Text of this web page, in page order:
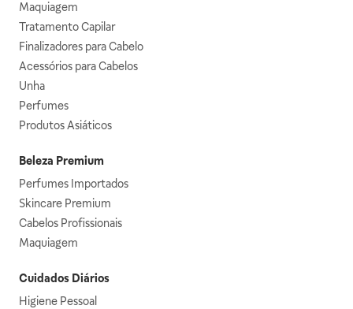
Maquiagem
Tratamento Capilar
Finalizadores para Cabelo
Acessórios para Cabelos
Unha
Perfumes
Produtos Asiáticos
Beleza Premium
Perfumes Importados
Skincare Premium
Cabelos Profissionais
Maquiagem
Cuidados Diários
Higiene Pessoal